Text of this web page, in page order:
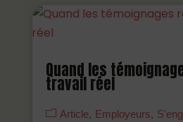
Quand les
travail réel
Article Employeurs